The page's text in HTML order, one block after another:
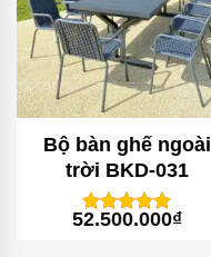
Bộ bàn ghế ngoài
trời BKD-031
5trên 5
1
52.500.000₫